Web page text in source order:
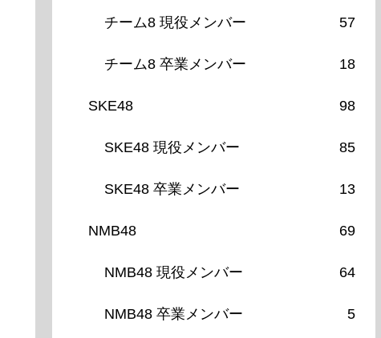
チーム8 現役メンバー 57
チーム8 卒業メンバー 18
SKE48 98
SKE48 現役メンバー 85
SKE48 卒業メンバー 13
NMB48 69
NMB48 現役メンバー 64
NMB48 卒業メンバー 5